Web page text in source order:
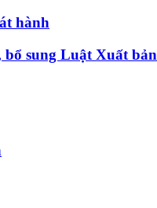
hành
bổ sung Luật Xuất bản